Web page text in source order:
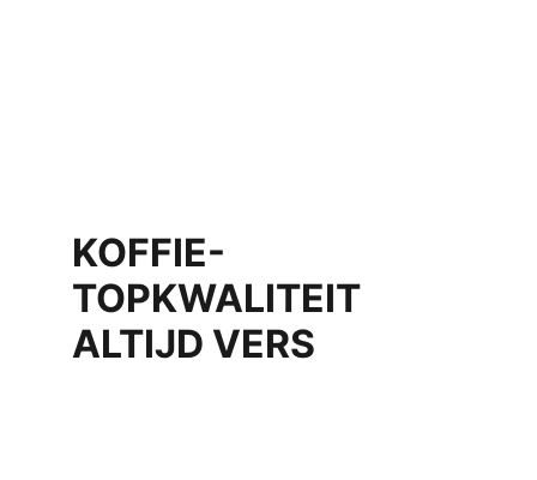
KOFFIE-
TOPKWALITEIT
ALTIJD VERS